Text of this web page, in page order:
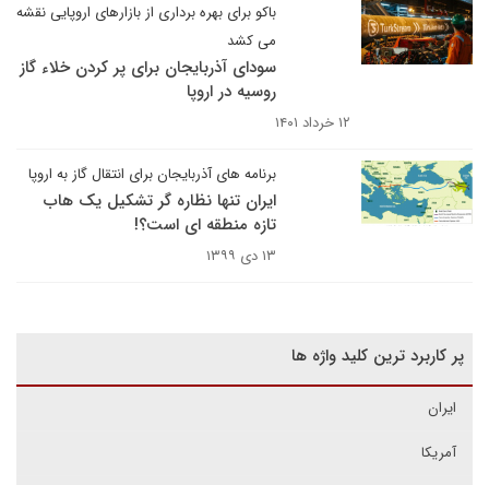
باکو برای بهره برداری از بازارهای اروپایی نقشه
می کشد
سودای آذربایجان برای پر کردن خلاء گاز
روسیه در اروپا
۱۲ خرداد ۱۴۰۱
برنامه های آذربایجان برای انتقال گاز به اروپا
ایران تنها نظاره گر تشکیل یک هاب
تازه منطقه ای است؟!
۱۳ دی ۱۳۹۹
پر کاربرد ترین کلید واژه ها
ایران
آمریکا